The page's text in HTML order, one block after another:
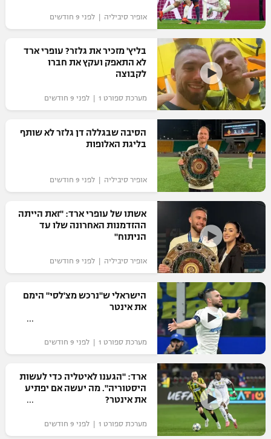
"מחצית בשכונה" – פודקאסט
משתתפים וזוכים בפרסים
תקנון משתתפים וזוכים בפרסים
תקנון עבור פעילות אלקטרה
תקנון עבור פעילות ספורט 1 – "מרלן"
טניס
גיימינג E-Sports
תנאי שימוש
מדיניות פרטיות
תקנון פעילות ספורט 1
רשיון להקרנה פומבית לבית עסק
הצטרפות לחבילת הערוצים
לוח דרושים – ג'ובנט
תגיות
המגזין
אופניים
ספורט מוטורי
כדורמים
פוטבול אמריקאי NFL
בייסבול MLB
ספורט אתגרי ואקסטרים
אומנויות לחימה
גיימינג E-Sports
אופיר סיביליה | לפני 9 חודשים
בליץ' מזכיר את גלזר? עופרי ארד
לא התאפק ועקץ את חברו
לקבוצה
מערכת ספורט 1 | לפני 9 חודשים
הסיבה שבגללה דן גלזר לא שותף
בליגת האלופות
אופיר סיביליה | לפני 9 חודשים
אשתו של עופרי ארד: "זאת הייתה
ההזדמנות האחרונה שלו עד
הניתוח"
אופיר סיביליה | לפני 9 חודשים
הישראלי ש"נרכש מצ'לסי" הימם
את אינטר
מערכת ספורט 1 | לפני 9 חודשים
ארד: "הגענו לאיטליה כדי לעשות
היסטוריה". מה יעשה אם יפתיע
את אינטר?
מערכת ספורט 1 | לפני 9 חודשים